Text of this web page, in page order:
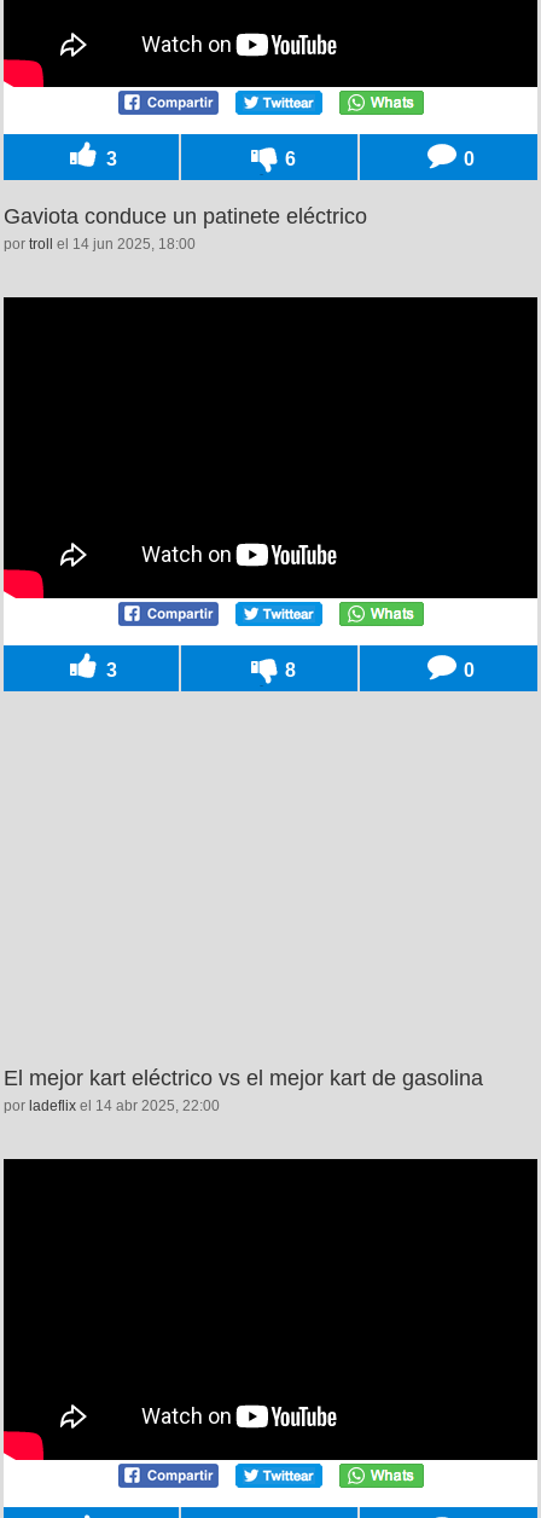
3 6 0
Gaviota conduce un patinete eléctrico
por troll el 14 jun 2025, 18:00
3 8 0
El mejor kart eléctrico vs el mejor kart de gasolina
por ladeflix el 14 abr 2025, 22:00